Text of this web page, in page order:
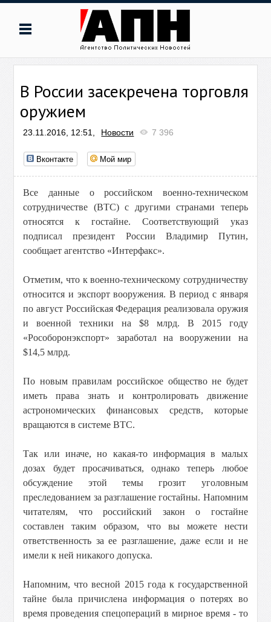
В России засекречена торговля
оружием
23.11.2016, 12:51, Новости 7 396
Вконтакте Мой мир
Все данные о российском военно-техническом
сотрудничестве (ВТС) с другими странами теперь
относятся к гостайне. Соответствующий указ
подписал президент России Владимир Путин,
сообщает агентство «Интерфакс».
Отметим, что к военно-техническому сотрудничеству
относится и экспорт вооружения. В период с января
по август Российская Федерация реализовала оружия
и военной техники на $8 млрд. В 2015 году
«Рособоронэкспорт» заработал на вооружении на
$14,5 млрд.
По новым правилам российское общество не будет
иметь права знать и контролировать движение
астрономических финансовых средств, которые
вращаются в системе ВТС.
Так или иначе, но какая-то информация в малых
дозах будет просачиваться, однако теперь любое
обсуждение этой темы грозит уголовным
преследованием за разглашение гостайны. Напомним
читателям, что российский закон о гостайне
составлен таким образом, что вы можете нести
ответственность за ее разглашение, даже если и не
имели к ней никакого допуска.
Напомним, что весной 2015 года к государственной
тайне была причислена информация о потерях во
время проведения спецопераций в мирное время - то